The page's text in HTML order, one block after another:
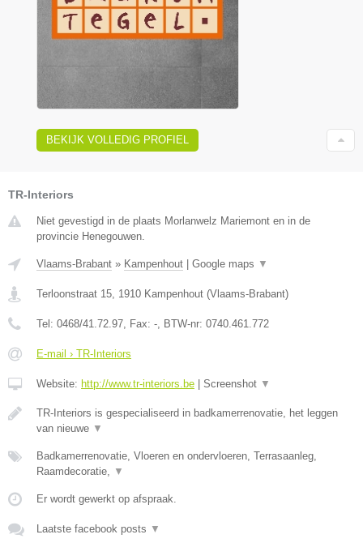
BEKIJK VOLLEDIG PROFIEL
TR-Interiors
Niet gevestigd in de plaats Morlanwelz Mariemont en in de
provincie Henegouwen.
Vlaams-Brabant » Kampenhout Google maps ▼
Terloonstraat 15, 1910 Kampenhout (Vlaams-Brabant)
Tel: 0468/41.72.97, Fax: -, BTW-nr: 0740.461.772
E-mail › TR-Interiors
Website: http://www.tr-interiors.be Screenshot ▼
TR-Interiors is gespecialiseerd in badkamerrenovatie, het leggen
van nieuwe ▼
Badkamerrenovatie, Vloeren en ondervloeren, Terrasaanleg,
Raamdecoratie, ▼
Er wordt gewerkt op afspraak.
Laatste facebook posts ▼